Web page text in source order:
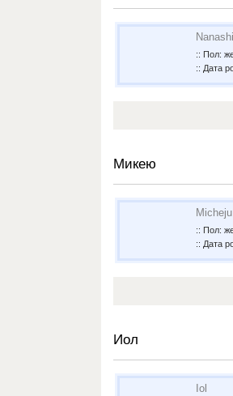
Nanashi
:: Пол:
:: Дата
Микею
Micheju
:: Пол:
:: Дата
Иол
Iol